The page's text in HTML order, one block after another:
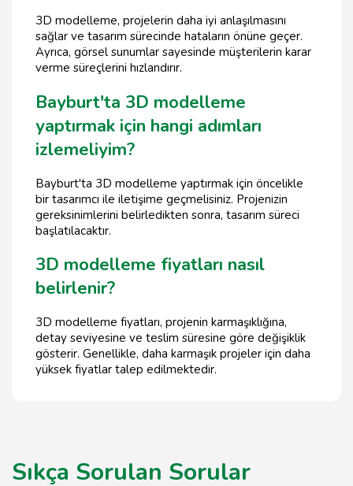
3D modelleme, projelerin daha iyi anlaşılmasını
sağlar ve tasarım sürecinde hataların önüne geçer.
Ayrıca, görsel sunumlar sayesinde müşterilerin karar
verme süreçlerini hızlandırır.
Bayburt'ta 3D modelleme
yaptırmak için hangi adımları
izlemeliyim?
Bayburt'ta 3D modelleme yaptırmak için öncelikle
bir tasarımcı ile iletişime geçmelisiniz. Projenizin
gereksinimlerini belirledikten sonra, tasarım süreci
başlatılacaktır.
3D modelleme fiyatları nasıl
belirlenir?
3D modelleme fiyatları, projenin karmaşıklığına,
detay seviyesine ve teslim süresine göre değişiklik
gösterir. Genellikle, daha karmaşık projeler için daha
yüksek fiyatlar talep edilmektedir.
Sıkça Sorulan Sorular